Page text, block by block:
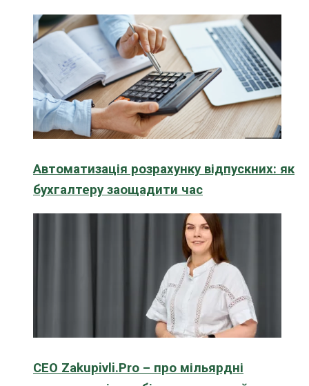
Автоматизація розрахунку відпускних: як
бухгалтеру заощадити час
CEO Zakupivli.Pro – про мільярдні